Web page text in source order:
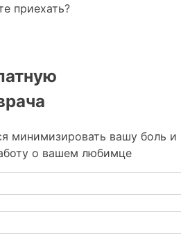
приехать?
минимизировать вашу боль и
о вашем любимце